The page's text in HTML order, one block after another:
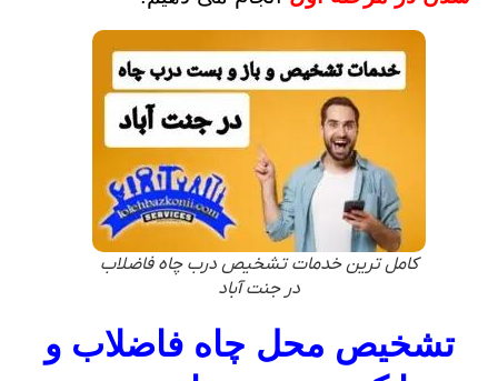
کامل ترین خدمات تشخیص درب چاه فاضلاب
در جنت آباد
تشخیص محل چاه فاضلاب و